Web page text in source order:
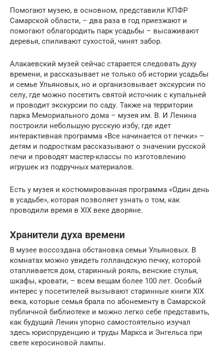
Помогают музею, в основном, представили КПФР
Самарской области, – два раза в год приезжают и
помогают облагородить парк усадьбы – высаживают
деревья, спиливают сухостой, чинят забор.
Алакаевский музей сейчас старается следовать духу
времени, и рассказывает не только об истории усадьбы
и семье Ульяновых, но и организовывает экскурсии по
селу, где можно посетить святой источник с купальней
и проводит экскурсии по саду. Также на территории
парка Мемориального дома – музея им. В. И Ленина
построили небольшую русскую избу, где идет
интерактивная программа «Все начинается от печки» –
детям и подросткам рассказывают о значении русской
печи и проводят мастер-классы по изготовлению
игрушек из подручных материалов.
Есть у музея и костюмированная программа «Один день
в усадьбе», которая позволяет узнать о том, как
проводили время в XIX веке дворяне.
Хранители духа времени
В музее воссоздана обстановка семьи Ульяновых. В
комнатах можно увидеть голландскую печку, которой
отапливается дом, старинный рояль, венские стулья,
шкафы, кровати, – всем вещам более 100 лет. Особый
интерес у посетителей вызывают старинные книги XIX
века, которые семья брала по абонементу в Самарской
публичной библиотеке и можно легко себе представить,
как будущий Ленин упорно самостоятельно изучал
здесь юриспруденцию и труды Маркса и Энгельса при
свете керосиновой лампы.